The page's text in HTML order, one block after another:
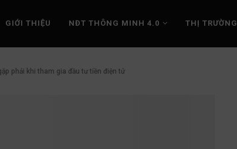
GIỚI THIỆU NĐT THÔNG MINH 4.0 THỊ TRƯỜNG
phải khi tham gia đầu tư tiền điện tử